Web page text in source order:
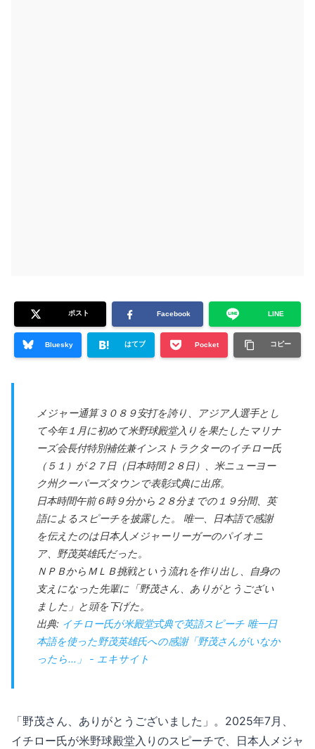
ポスト Facebook LINE
Bluesky はてブ Pocket コピー
メジャー通算３０８９安打を誇り、アジア人選手とし
て今年１月に初めて米野球殿堂入りを果たしたマリナ
ーズ会長付特別補佐兼インストラクターのイチロー氏
（５１）が２７日（日本時間２８日）、米ニューヨー
ク州クーパーズタウンで表彰式典に出席。
日本時間午前６時９分から２８分までの１９分間、英
語によるスピーチを披露した。 唯一、日本語で感謝
を伝えたのは日本人メジャーリーガーのパイオニ
ア、野茂英雄氏だった。
ＮＰＢからＭＬＢ挑戦という流れを作り出し、自身の
支えになった先輩に「野茂さん、ありがとうござい
ました」と頭を下げた。
出典: イチロー氏が米殿堂式典で英語スピーチ 唯一日
本語を使った野茂英雄氏への感謝「野茂さんがいなか
ったら…」 - エキサイト
「野茂さん、ありがとうございました」。2025年7月、
イチロー氏が米野球殿堂入りのスピーチで、日本人メジャ